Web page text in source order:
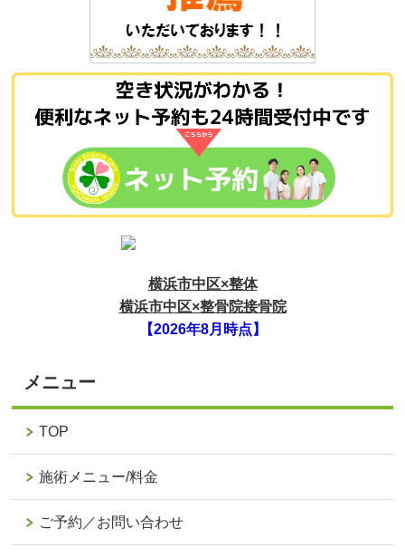
横浜市中区×整体
横浜市中区×整骨院接骨院
【2026年8月時点】
メニュー
TOP
施術メニュー/料金
ご予約／お問い合わせ